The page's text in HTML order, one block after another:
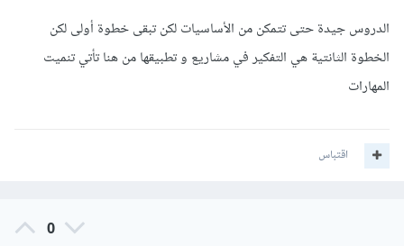
الدروس جيدة حتى تتمكن من الأساسيات لكن تبقى خطوة أولى لكن
الخطوة الثانتية هي التفكير في مشاريع و تطبيقها من هنا تأتي تنميت
المهارات
اقتباس
0